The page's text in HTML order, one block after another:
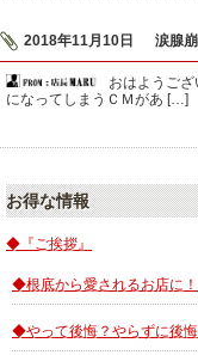
2018年11月10日 涙腺
おはようご
になってしまうＣＭがあ […]
お得な情報
◆『ご挨拶』
◆根底から愛されるお店に！
◆やって後悔？やらずに後悔